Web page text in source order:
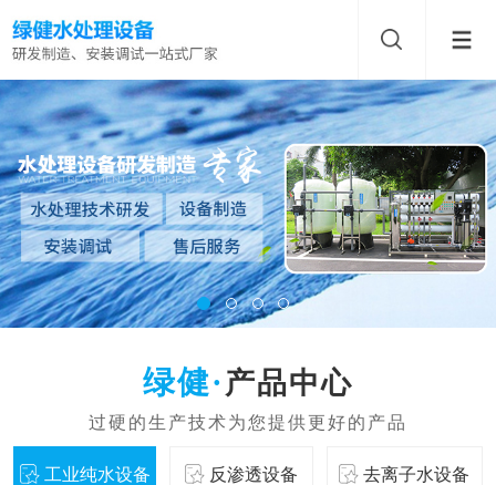
产品中心
工业纯水设备 反渗透设备 去离子水设备